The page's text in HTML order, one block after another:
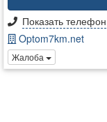
Показать телефон
Optom7km.net
Жалоба